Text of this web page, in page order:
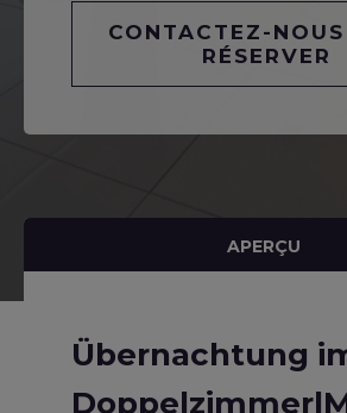
CONTACTEZ-
RÉSERVER
APERÇU
Übernachtung